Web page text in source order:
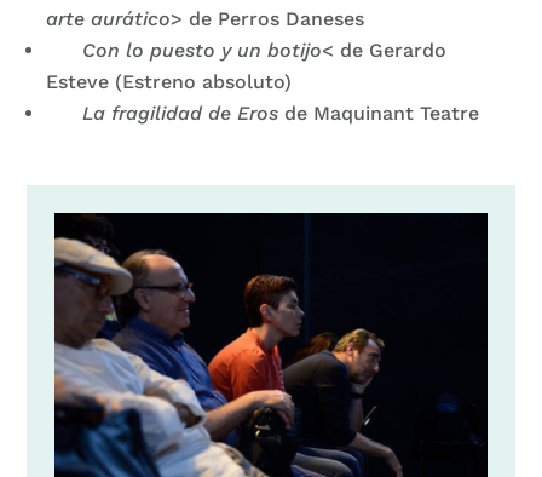
arte aurático> de Perros Daneses
Con lo puesto y un botijo< de Gerardo
Esteve (Estreno absoluto)
La fragilidad de Eros de Maquinant Teatre